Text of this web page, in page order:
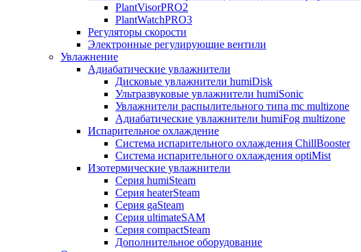
PlantVisorPRO2
PlantWatchPRO3
Регуляторы скорости
Электронные регулирующие вентили
Увлажнение
Адиабатические увлажнители
Дисковые увлажнители humiDisk
Ультразвуковые увлажнители humiSonic
Увлажнители распылительного типа mc multizone
Адиабатические увлажнители humiFog multizone
Испарительное охлаждение
Система испарительного охлаждения ChillBooster
Система испарительного охлаждения optiMist
Изотермические увлажнители
Серия humiSteam
Серия heaterSteam
Серия gaSteam
Серия ultimateSAM
Серия compactSteam
Дополнительное оборудование